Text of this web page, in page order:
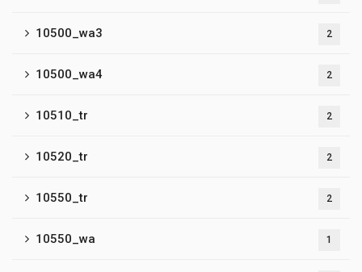
10500_wa3 2
10500_wa4 2
10510_tr 2
10520_tr 2
10550_tr 2
10550_wa 1